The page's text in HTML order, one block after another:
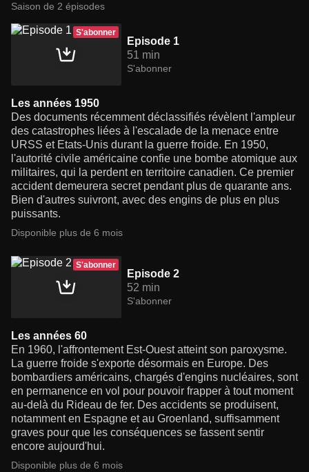
Saison de 2 épisodes
S'abonner
Episode 1
51 min
S'abonner
Les années 1950
Des documents récemment déclassifiés révèlent l'ampleur
des catastrophes liées à l'escalade de la menace entre
URSS et Etats-Unis durant la guerre froide. En 1950,
l'autorité civile américaine confie une bombe atomique aux
militaires, qui la perdent en territoire canadien. Ce premier
accident demeurera secret pendant plus de quarante ans.
Bien d'autres suivront, avec des engins de plus en plus
puissants.
Disponible plus de 6 mois
S'abonner
Episode 2
52 min
S'abonner
Les années 60
En 1960, l'affrontement Est-Ouest atteint son paroxysme.
La guerre froide s'exporte désormais en Europe. Des
bombardiers américains, chargés d'engins nucléaires, sont
en permanence en vol pour pouvoir frapper à tout moment
au-delà du Rideau de fer. Des accidents se produisent,
notamment en Espagne et au Groenland, suffisamment
graves pour que les conséquences se fassent sentir
encore aujourd'hui.
Disponible plus de 6 mois